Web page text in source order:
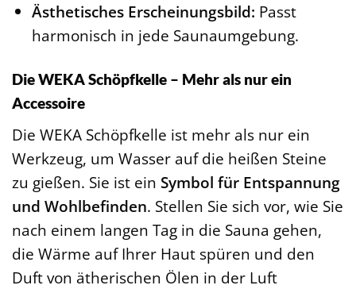
Ästhetisches Erscheinungsbild: Passt
harmonisch in jede Saunaumgebung.
Die WEKA Schöpfkelle – Mehr als nur ein
Accessoire
Die WEKA Schöpfkelle ist mehr als nur ein
Werkzeug, um Wasser auf die heißen Steine
zu gießen. Sie ist ein Symbol für Entspannung
und Wohlbefinden. Stellen Sie sich vor, wie Sie
nach einem langen Tag in die Sauna gehen,
die Wärme auf Ihrer Haut spüren und den
Duft von ätherischen Ölen in der Luft